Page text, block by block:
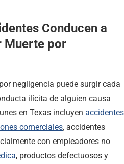
Conducen a
Muerte por
negligencia puede surgir cada
ilícita de alguien causa
en Texas incluyen accidentes
comerciales, accidentes
con empleadores no
, productos defectuosos y